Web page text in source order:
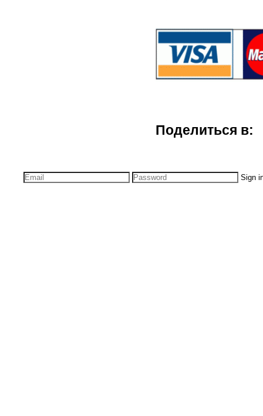
Поделиться в:
Sign